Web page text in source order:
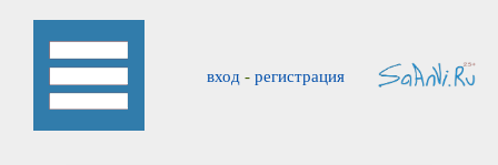
вход - регистрация